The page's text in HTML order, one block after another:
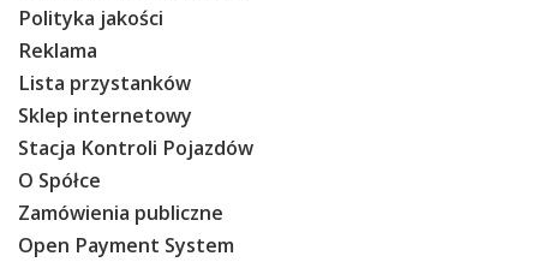
Polityka jakości
Reklama
Lista przystanków
Sklep internetowy
Stacja Kontroli Pojazdów
O Spółce
Zamówienia publiczne
Open Payment System